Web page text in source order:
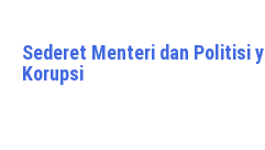
Sederet Menteri dan Politisi
Korupsi